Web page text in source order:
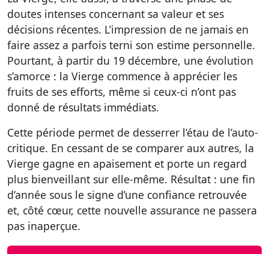
doutes intenses concernant sa valeur et ses
décisions récentes. L’impression de ne jamais en
faire assez a parfois terni son estime personnelle.
Pourtant, à partir du 19 décembre, une évolution
s’amorce : la Vierge commence à apprécier les
fruits de ses efforts, même si ceux-ci n’ont pas
donné de résultats immédiats.
Cette période permet de desserrer l’étau de l’auto-
critique. En cessant de se comparer aux autres, la
Vierge gagne en apaisement et porte un regard
plus bienveillant sur elle-même. Résultat : une fin
d’année sous le signe d’une confiance retrouvée
et, côté cœur, cette nouvelle assurance ne passera
pas inaperçue.